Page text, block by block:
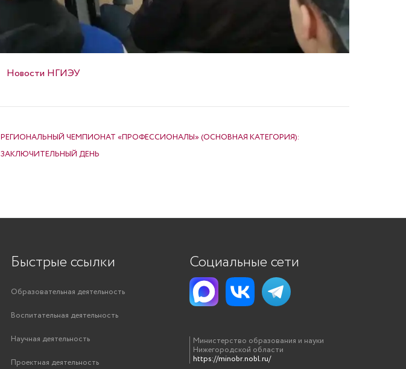
Новости НГИЭУ
РЕГИОНАЛЬНЫЙ ЧЕМПИОНАТ «ПРОФЕССИОНАЛЫ» (ОСНОВНАЯ КАТЕГОРИЯ):
ЗАКЛЮЧИТЕЛЬНЫЙ ДЕНЬ
Быстрые ссылки
Образовательная деятельность
Воспитательная деятельность
Научная деятельность
Проектная деятельность
Социальные сети
Министерство образования и науки
Нижегородской области
https://minobr.nobl.ru/